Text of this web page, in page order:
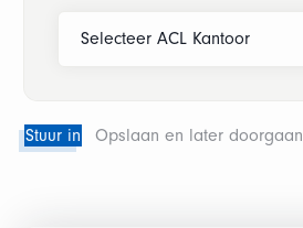
Stuur in Opslaan en later doorgaan